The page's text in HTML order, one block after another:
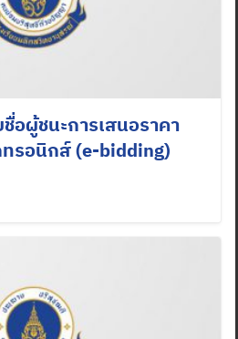
อผู้ชนะการเสนอราคา
ทรอนิกส์ (e-bidding)